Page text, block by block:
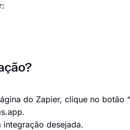
do Zapier, clique no botão
desejada.